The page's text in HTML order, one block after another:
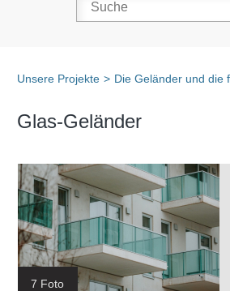
Unsere Projekte > Die Geländer und die
Glas-Geländer
7 Foto